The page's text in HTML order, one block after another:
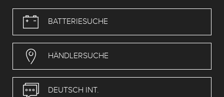
BATTERIESUCHE
HÄNDLERSUCHE
DEUTSCH INT.